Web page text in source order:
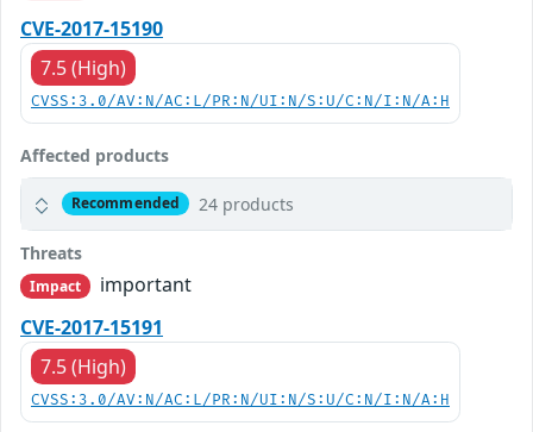
CVE-2017-15190
7.5 (High)
CVSS:3.0/AV:N/AC:L/PR:N/UI:N/S:U/C:N/I:N/A:H
Affected products
Recommended 24 products
Threats
Impact
important
CVE-2017-15191
7.5 (High)
CVSS:3.0/AV:N/AC:L/PR:N/UI:N/S:U/C:N/I:N/A:H